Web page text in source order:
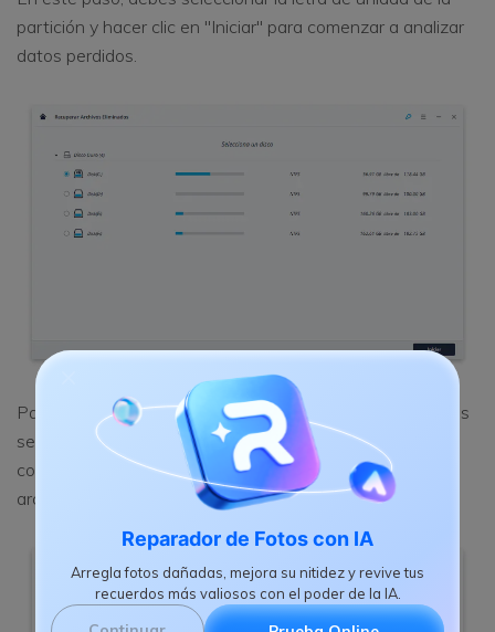
Reparador de Fotos con IA
Arregla fotos dañadas, mejora su nitidez y revive tus
recuerdos más valiosos con el poder de la IA.
partición y hacer clic en "Iniciar" para comenzar a analizar
datos perdidos.
Para recuperar datos de un disco duro formateado
, debes
seleccionar la opción "Recuperación Completa" para
comenzar un análisis profundo si no encuentras ningún
archivos después de finalizar el análisis rápido.